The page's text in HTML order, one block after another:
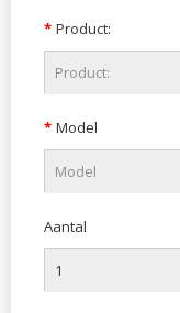
Product:
Model
Aantal